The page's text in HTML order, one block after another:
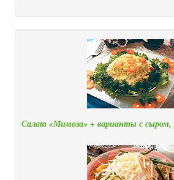
Салат «Мимоза» + варианты с